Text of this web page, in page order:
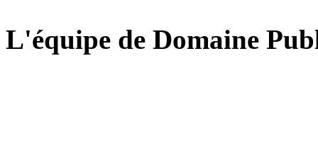
L'équipe de Domaine